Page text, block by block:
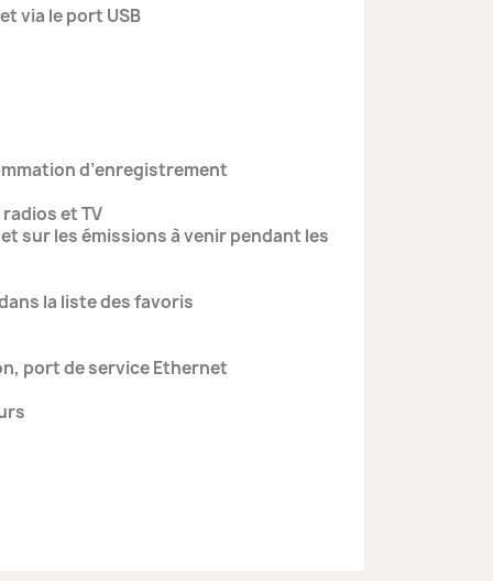
via le port USB
d’enregistrement
et TV
sur les émissions à venir pendant les
la liste des favoris
port de service Ethernet